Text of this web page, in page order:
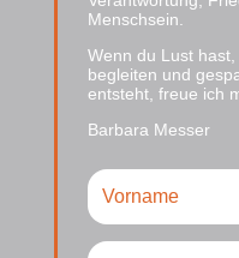
Menschsein.
Wenn du Lust
begleiten und
entsteht, freue ich
Barbara Messer